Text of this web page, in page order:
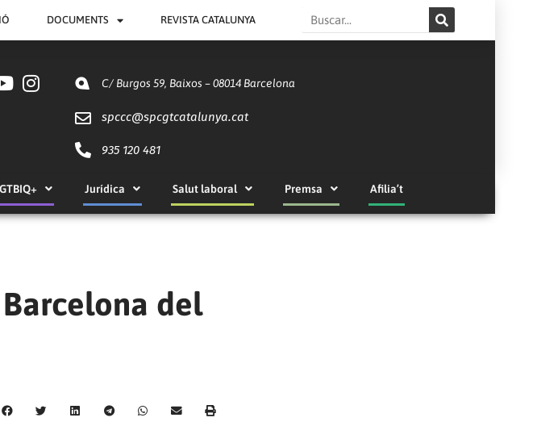
DOCUMENTS REVISTA CATALUNYA Search
C/ Burgos 59, Baixos – 08014 Barcelona
spccc@spcgtcatalunya.cat
935 120 481
Jurídica Salut laboral Premsa Afilia’t
del